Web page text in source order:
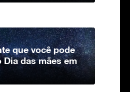
que você pode
das mães em